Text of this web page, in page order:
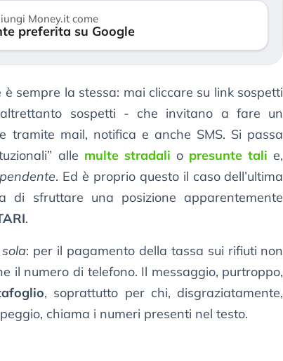
Money.it come
preferita su Google
sempre la stessa: mai cliccare su link sospetti
sospetti - che invitano a fare un
tramite mail, notifica e anche SMS. Si passa
alle multe stradali o presunte tali e,
. Ed è proprio questo il caso dell’ultima
sfruttare una posizione apparentemente
.
: per il pagamento della tassa sui rifiuti non
il numero di telefono. Il messaggio, purtroppo,
, soprattutto per chi, disgraziatamente,
chiama i numeri presenti nel testo.
sempre più sganciata dall’economia
reale. (…)
24 luglio 2026